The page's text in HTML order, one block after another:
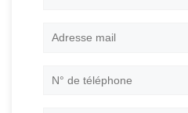
Adresse
N°